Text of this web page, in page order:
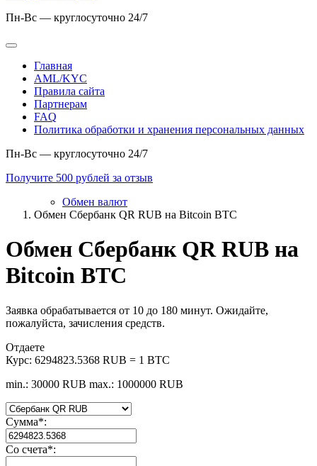
Пн-Вс — круглосуточно 24/7
Главная
AML/KYC
Правила сайта
Партнерам
FAQ
Политика обработки и хранения персональных данных
Пн-Вс — круглосуточно 24/7
Получите 500 рублей за отзыв
Обмен валют
Обмен Сбербанк QR RUB на Bitcoin BTC
Обмен Сбербанк QR RUB на
Bitcoin BTC
Заявка обрабатывается от 10 до 180 минут. Ожидайте,
пожалуйста, зачисления средств.
Отдаете
Курс: 6294823.5368 RUB = 1 BTC
min.: 30000 RUB max.: 1000000 RUB
Сумма*:
Со счета*: